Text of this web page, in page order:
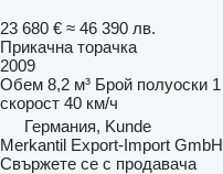
23 680 € ≈ 46 390 лв.
Прикачна торачка
2009
Обем 8,2 м³ Брой полуоски 1
скорост 40 км/ч
Германия, Kunde
Merkantil Export-Import GmbH
Свържете се с продавача